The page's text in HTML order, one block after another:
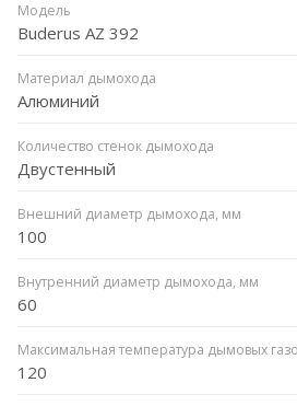
Модель
Buderus AZ 392
Материал дымохода
Алюминий
Количество стенок дымохода
Двустенный
Внешний диаметр дымохода, мм
100
Внутренний диаметр дымохода, мм
60
Максимальная температура дымовых
120